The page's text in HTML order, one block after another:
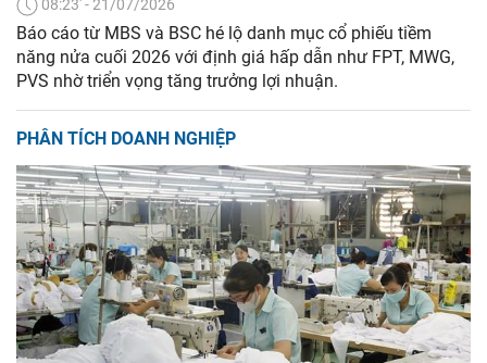
08:23' - 21/07/2026
Báo cáo từ MBS và BSC hé lộ danh mục cổ phiếu tiềm
năng nửa cuối 2026 với định giá hấp dẫn như FPT, MWG,
PVS nhờ triển vọng tăng trưởng lợi nhuận.
PHÂN TÍCH DOANH NGHIỆP